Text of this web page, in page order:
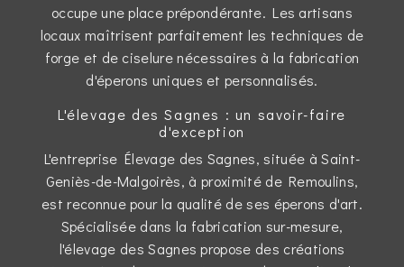
occupe une place prépondérante. Les artisans
locaux maîtrisent parfaitement les techniques de
forge et de ciselure nécessaires à la fabrication
d'éperons uniques et personnalisés.
L'élevage des Sagnes : un savoir-faire
d'exception
L'entreprise Élevage des Sagnes, située à Saint-
Geniès-de-Malgoirès, à proximité de Remoulins,
est reconnue pour la qualité de ses éperons d'art.
Spécialisée dans la fabrication sur-mesure,
l'élevage des Sagnes propose des créations